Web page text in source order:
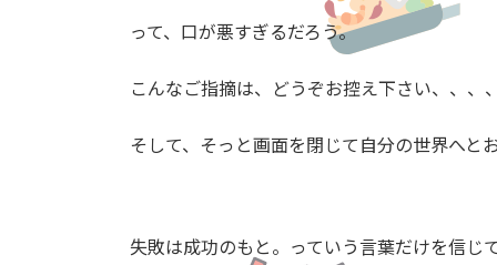
って、口が悪すぎるだろう。
こんなご指摘は、どうぞお控え下さい、、、
そして、そっと画面を閉じて自分の世界へと
失敗は成功のもと。っていう言葉だけを信じ